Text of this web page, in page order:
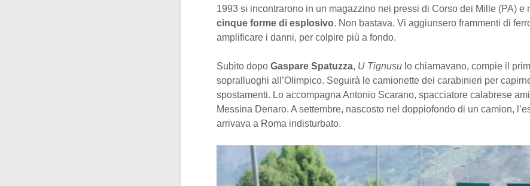
1993 si incontrarono in un magazzino nei pressi di Corso dei Mille (PA) e
cinque forme di esplosivo. Non bastava. Vi aggiunsero frammenti di
amplificare i danni, per colpire più a fondo.
Subito dopo Gaspare Spatuzza, U Tignusu lo chiamavano, compie il
sopralluoghi all’Olimpico. Seguirà le camionette dei carabinieri per
spostamenti. Lo accompagna Antonio Scarano, spacciatore calabrese
Messina Denaro. A settembre, nascosto nel doppiofondo di un camion,
arrivava a Roma indisturbato.